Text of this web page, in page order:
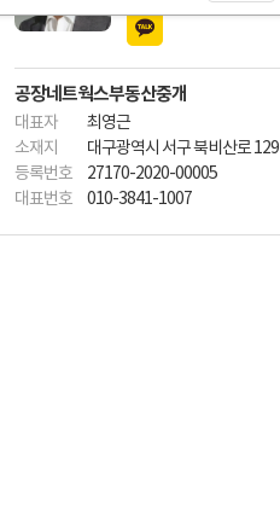
공장네트웍스부동산중개
대표자
최영근
소재지
대구광역시 서구 북비산로 129
등록번호
27170-2020-00005
대표번호
010-3841-1007